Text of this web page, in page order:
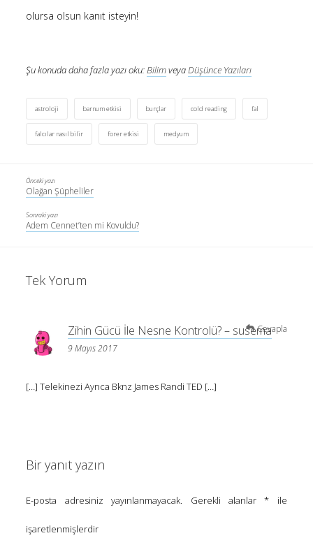
olursa olsun kanıt isteyin!
Şu konuda daha fazla yazı oku: Bilimveya Düşünce Yazıları
astroloji barnum etkisi burçlar cold reading fal
falcılar nasıl bilir forer etkisi medyum
Önceki yazı
Olağan Şüpheliler
Sonraki yazı
Adem Cennet’ten mi Kovuldu?
Tek Yorum
Zihin Gücü İle Nesne Kontrolü? – susema
9 Mayıs 2017
[…] Telekinezi Ayrıca Bknz James Randi TED […]
Cevapla
Bir yanıt yazın
E-posta adresiniz yayınlanmayacak. Gerekli alanlar* ile
işaretlenmişlerdir